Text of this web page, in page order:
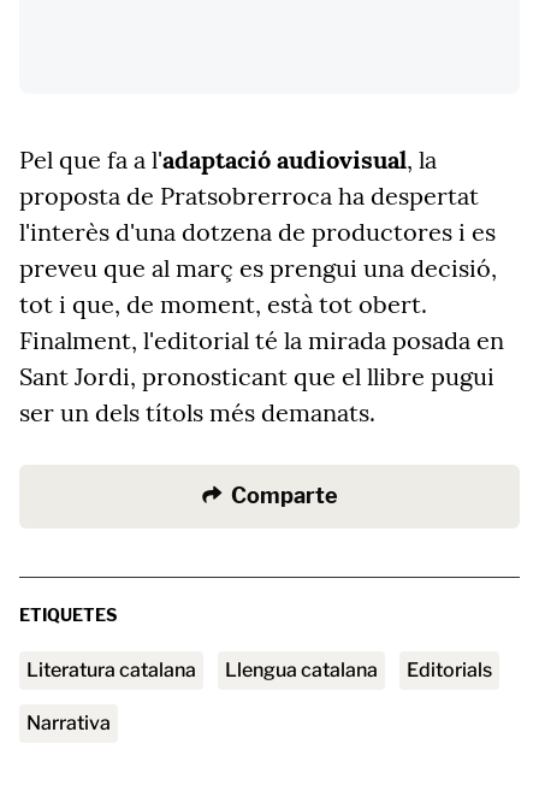
Pel que fa a l'adaptació audiovisual, la
proposta de Pratsobrerroca ha despertat
l'interès d'una dotzena de productores i es
preveu que al març es prengui una decisió,
tot i que, de moment, està tot obert.
Finalment, l'editorial té la mirada posada en
Sant Jordi, pronosticant que el llibre pugui
ser un dels títols més demanats.
Comparte
ETIQUETES
literatura catalana Llengua catalana Editorials
Narrativa